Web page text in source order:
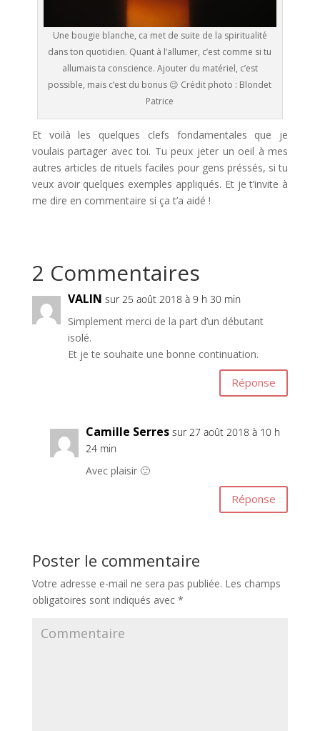
Une bougie blanche, ca met de suite de la spiritualité
dans ton quotidien. Quant à l’allumer, c’est comme si tu
allumais ta conscience. Ajouter du matériel, c’est
possible, mais c’est du bonus 😉 Crédit photo : Blondet
Patrice
Et voilà les quelques clefs fondamentales que je
voulais partager avec toi. Tu peux jeter un oeil à mes
autres articles de rituels faciles pour gens préssés, si tu
veux avoir quelques exemples appliqués. Et je t’invite à
me dire en commentaire si ça t’a aidé !
2 Commentaires
VALIN sur 25 août 2018 à 9 h 30 min
Simplement merci de la part d’un débutant
isolé.
Et je te souhaite une bonne continuation.
Réponse
Camille Serres sur 27 août 2018 à 10 h
24 min
Avec plaisir 🙂
Réponse
Poster le commentaire
Votre adresse e-mail ne sera pas publiée. Les champs
obligatoires sont indiqués avec *